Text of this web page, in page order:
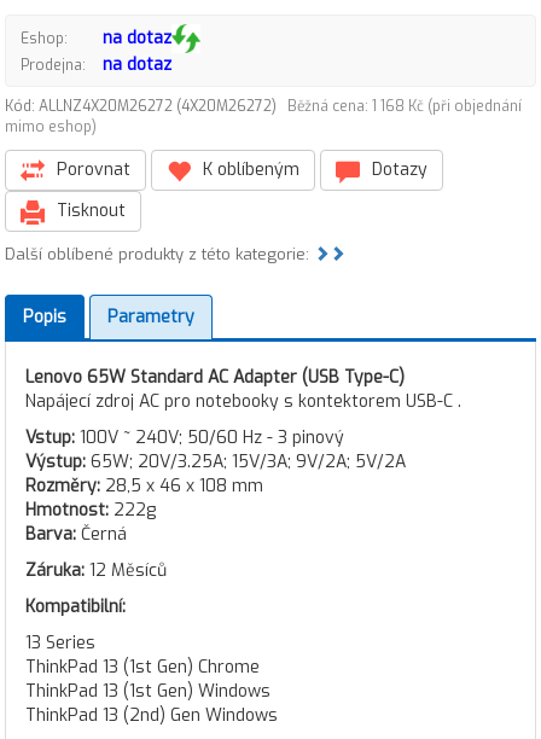
Eshop: na dotaz
Prodejna: na dotaz
Kód: ALLNZ4X20M26272 (4X20M26272)
Běžná cena: 1 168 Kč (při objednání
mimo eshop)
Porovnat K oblíbeným
Dotazy
Tisknout
Další oblíbené produkty z této kategorie:
Popis Parametry
Lenovo 65W Standard AC Adapter (USB Type-C)
Napájecí zdroj AC pro notebooky s kontektorem USB-C .
Vstup: 100V ~ 240V; 50/60 Hz - 3 pinový
Výstup: 65W; 20V/3.25A; 15V/3A; 9V/2A; 5V/2A
Rozměry: 28,5 x 46 x 108 mm
Hmotnost: 222g
Barva: Černá
Záruka: 12 Měsíců
Kompatibilní:
13 Series
ThinkPad 13 (1st Gen) Chrome
ThinkPad 13 (1st Gen) Windows
ThinkPad 13 (2nd) Gen Windows